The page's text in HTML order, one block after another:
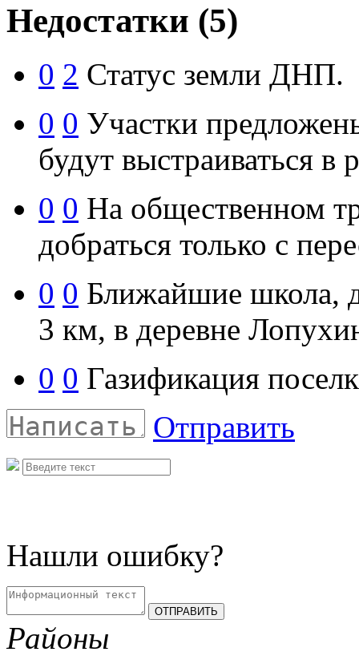
Недостатки (5)
0 2 Статус земли ДНП.
0 0 Участки
будут выстраиваться в
0 0 На общественном
добраться только с
0 0 Ближайшие школа,
3 км, в деревне
0 0 Газификация
Отправить
Нашли ошибку?
Районы